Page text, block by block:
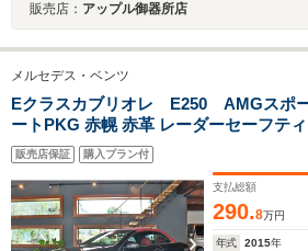
販売店： アップル御器所店
メルセデス・ベンツ
Eクラスカブリオレ E250 AMGスポ
ートPKG 赤幌 赤革 レーダーセーフティ
販売店保証 購入プラン付
支払総額
290.8万円
年式 2015年